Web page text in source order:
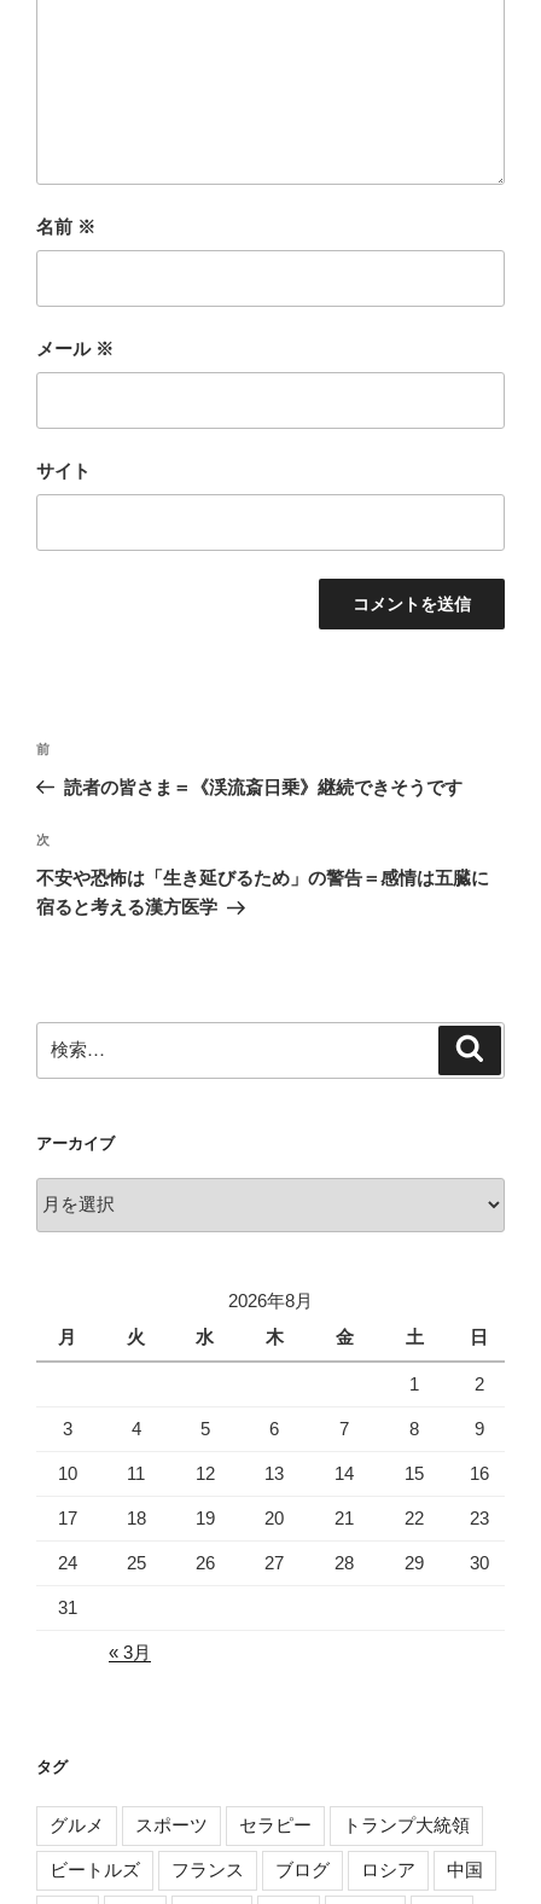
名前 ※
メール ※
サイト
投
ナ
ビ
ゲ
ー
前
の
稿
前
読者の皆さま＝《渓流斎日乗》継続できそうです
次
の
投
次
不安や恐怖は「生き延びるため」の警告＝感情は五臓に
宿ると考える漢方医学
索:
アーカイブ
ー
2026年8月
月
火 水 木 金 土 日
1 2
3 4 5 6 7 8 9
10 11 12 13 14 15 16
17 18 19 20 21 22 23
24 25 26 27 28 29 30
31
« 3月
タグ
グルメ スポーツ セラピー トランプ大統領
ビートルズ フランス ブログ ロシア 中国